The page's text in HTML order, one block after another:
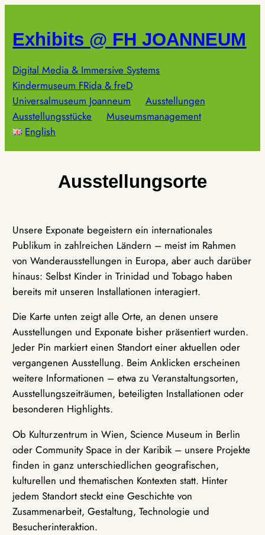
springen
Exhibits @ FH JOANNEUM
Digital Media & Immersive Systems
Kindermuseum FRida & freD
Universalmuseum Joanneum
Ausstellungen
Ausstellungsstücke
Museumsmanagement
English
Ausstellungsorte
Unsere Exponate begeistern ein internationales
Publikum in zahlreichen Ländern – meist im Rahmen
von Wanderausstellungen in Europa, aber auch darüber
hinaus: Selbst Kinder in Trinidad und Tobago haben
bereits mit unseren Installationen interagiert.
Die Karte unten zeigt alle Orte, an denen unsere
Ausstellungen und Exponate bisher präsentiert wurden.
Jeder Pin markiert einen Standort einer aktuellen oder
vergangenen Ausstellung. Beim Anklicken erscheinen
weitere Informationen – etwa zu Veranstaltungsorten,
Ausstellungszeiträumen, beteiligten Installationen oder
besonderen Highlights.
Ob Kulturzentrum in Wien, Science Museum in Berlin
oder Community Space in der Karibik – unsere Projekte
finden in ganz unterschiedlichen geografischen,
kulturellen und thematischen Kontexten statt. Hinter
jedem Standort steckt eine Geschichte von
Zusammenarbeit, Gestaltung, Technologie und
Besucherinteraktion.